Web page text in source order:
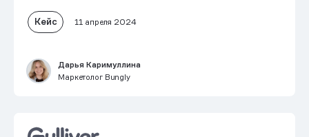
Кейс 11 апреля 2024
Дарья Каримуллина
Маркетолог Bungly